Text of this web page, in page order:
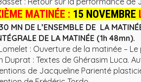
MATINÉE : 15 NOVEMBRE
MN DE L’ENSEMBLE DE LA
DE LA MATINÉE (1h 48mn).
: Ouverture de la matinée –
Duprat : Textes de Ghérasim Luca.
de Jacqueline Parienté